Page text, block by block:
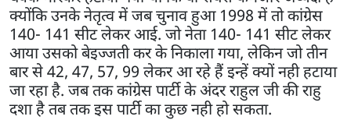
क्योंकि उनके नेतृत्व में जब चुनाव हुआ 1998 में तो कांग्रेस
140- 141 सीट लेकर आई. जो नेता 140- 141 सीट लेकर
आया उसको बेइज्जती कर के निकाला गया, लेकिन जो तीन
बार से 42, 47, 57, 99 लेकर आ रहे हैं इन्हें क्यों नही हटाया
जा रहा है. जब तक कांग्रेस पार्टी के अंदर राहुल जी की राहु
दशा है तब तक इस पार्टी का कुछ नही हो सकता.